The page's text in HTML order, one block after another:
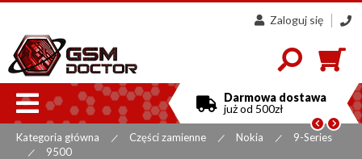
Zaloguj się
858

Darmowa dostawa
już od 500zł
 
Kategoria główna | Części zamienne | Nokia | 9-Series
| 9500